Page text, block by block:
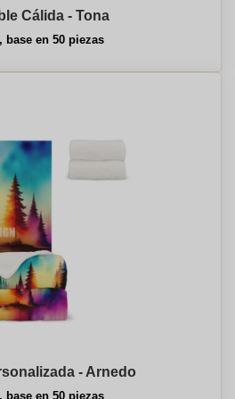
Cálida - Tona
base en 50 piezas
- Arnedo
base en 50 piezas